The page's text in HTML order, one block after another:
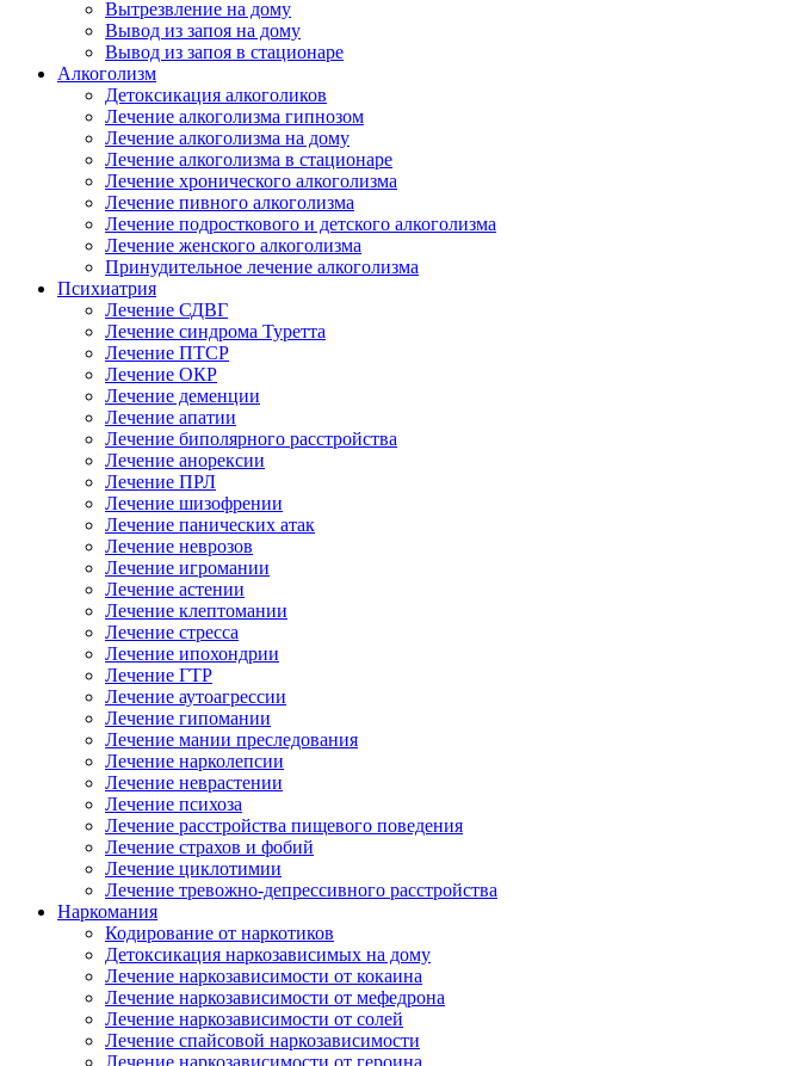
Вытрезвление на дому
Вывод из запоя на дому
Вывод из запоя в стационаре
Алкоголизм
Детоксикация алкоголиков
Лечение алкоголизма гипнозом
Лечение алкоголизма на дому
Лечение алкоголизма в стационаре
Лечение хронического алкоголизма
Лечение пивного алкоголизма
Лечение подросткового и детского алкоголизма
Лечение женского алкоголизма
Принудительное лечение алкоголизма
Психиатрия
Лечение СДВГ
Лечение синдрома Туретта
Лечение ПТСР
Лечение ОКР
Лечение деменции
Лечение апатии
Лечение биполярного расстройства
Лечение анорексии
Лечение ПРЛ
Лечение шизофрении
Лечение панических атак
Лечение неврозов
Лечение игромании
Лечение астении
Лечение клептомании
Лечение стресса
Лечение ипохондрии
Лечение ГТР
Лечение аутоагрессии
Лечение гипомании
Лечение мании преследования
Лечение нарколепсии
Лечение неврастении
Лечение психоза
Лечение расстройства пищевого поведения
Лечение страхов и фобий
Лечение циклотимии
Лечение тревожно-депрессивного расстройства
Наркомания
Кодирование от наркотиков
Детоксикация наркозависимых на дому
Лечение наркозависимости от кокаина
Лечение наркозависимости от мефедрона
Лечение наркозависимости от солей
Лечение спайсовой наркозависимости
Лечение наркозависимости от героина